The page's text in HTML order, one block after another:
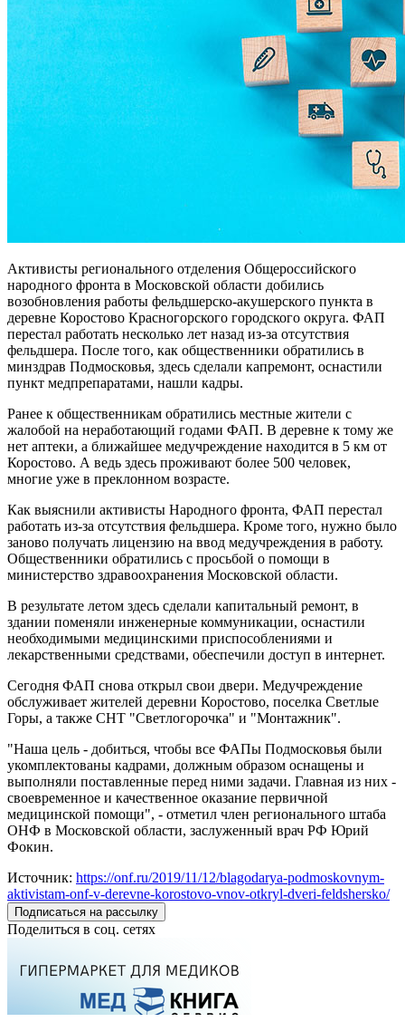
Активисты регионального отделения Общероссийского
народного фронта в Московской области добились
возобновления работы фельдшерско-акушерского пункта в
деревне Коростово Красногорского городского округа. ФАП
перестал работать несколько лет назад из-за отсутствия
фельдшера. После того, как общественники обратились в
минздрав Подмосковья, здесь сделали капремонт, оснастили
пункт медпрепаратами, нашли кадры.
Ранее к общественникам обратились местные жители с
жалобой на неработающий годами ФАП. В деревне к тому же
нет аптеки, а ближайшее медучреждение находится в 5 км от
Коростово. А ведь здесь проживают более 500 человек,
многие уже в преклонном возрасте.
Как выяснили активисты Народного фронта, ФАП перестал
работать из-за отсутствия фельдшера. Кроме того, нужно было
заново получать лицензию на ввод медучреждения в работу.
Общественники обратились с просьбой о помощи в
министерство здравоохранения Московской области.
В результате летом здесь сделали капитальный ремонт, в
здании поменяли инженерные коммуникации, оснастили
необходимыми медицинскими приспособлениями и
лекарственными средствами, обеспечили доступ в интернет.
Сегодня ФАП снова открыл свои двери. Медучреждение
обслуживает жителей деревни Коростово, поселка Светлые
Горы, а также СНТ "Светлогорочка" и "Монтажник".
"Наша цель - добиться, чтобы все ФАПы Подмосковья были
укомплектованы кадрами, должным образом оснащены и
выполняли поставленные перед ними задачи. Главная из них -
своевременное и качественное оказание первичной
медицинской помощи", - отметил член регионального штаба
ОНФ в Московской области, заслуженный врач РФ Юрий
Фокин.
Источник: https://onf.ru/2019/11/12/blagodarya-podmoskovnym-
aktivistam-onf-v-derevne-korostovo-vnov-otkryl-dveri-feldshersko/
Подписаться на рассылку
Поделиться в соц. сетях